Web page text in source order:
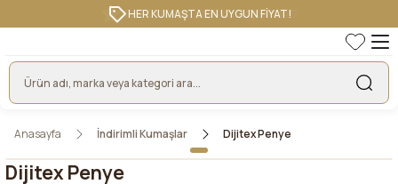
HER KUMAŞTA EN UYGUN FİYAT!
Anasayfa İndirimli Kumaşlar Dijitex Penye
Dijitex Penye